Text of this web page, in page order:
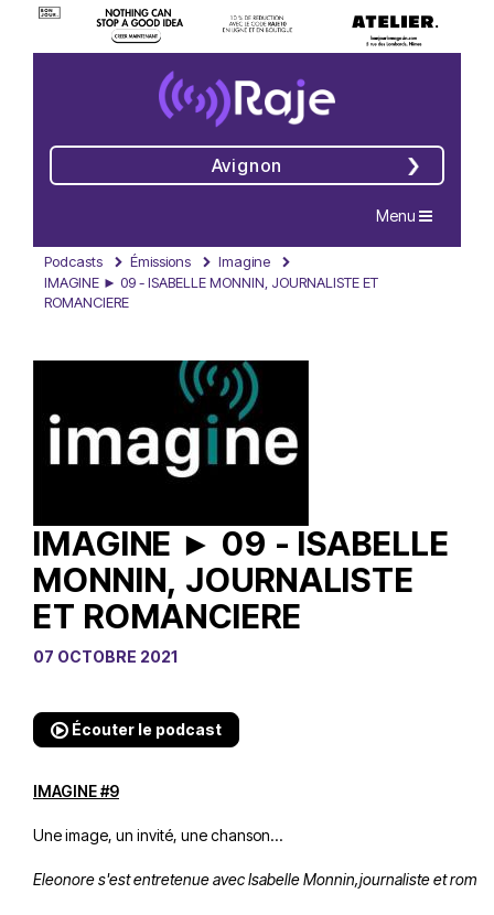
Avignon
Navigation
Menu
Podcasts Émissions
Imagine
IMAGINE ► 09 - ISABELLE MONNIN, JOURNALISTE ET
ROMANCIERE
IMAGINE ► 09 - ISABELLE
MONNIN, JOURNALISTE
ET ROMANCIERE
07 OCTOBRE 2021
Écouter le podcast
IMAGINE #9
Une image, un invité, une chanson…
Eleonore s'est entretenue avec Isabelle Monnin,journaliste et